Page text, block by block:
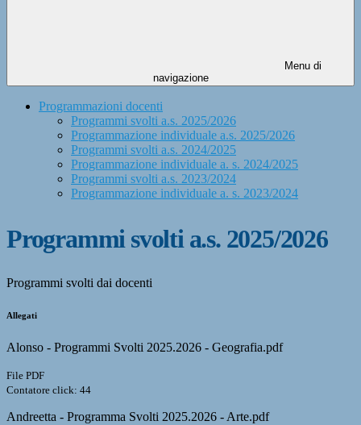
Menu di
navigazione
Programmazioni docenti
Programmi svolti a.s. 2025/2026
Programmazione individuale a.s. 2025/2026
Programmi svolti a.s. 2024/2025
Programmazione individuale a. s. 2024/2025
Programmi svolti a.s. 2023/2024
Programmazione individuale a. s. 2023/2024
Programmi svolti a.s. 2025/2026
Programmi svolti dai docenti
Allegati
Alonso - Programmi Svolti 2025.2026 - Geografia.pdf
File PDF
Contatore click: 44
Andreetta - Programma Svolti 2025.2026 - Arte.pdf